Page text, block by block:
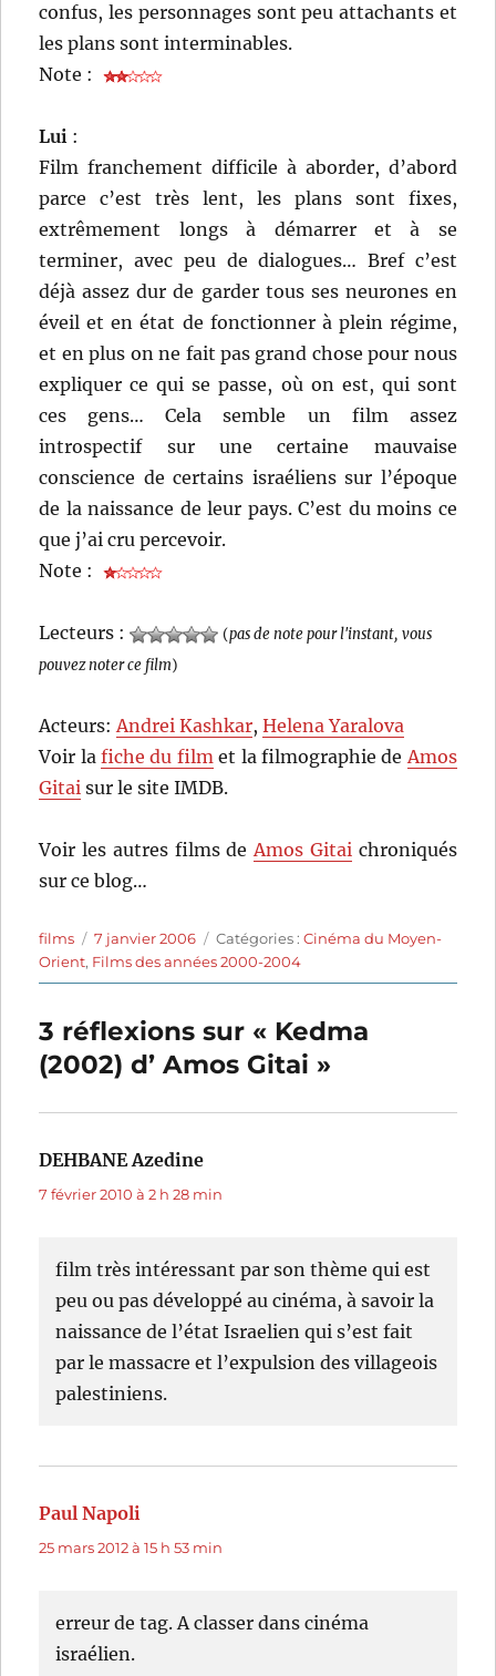
confus, les personnages sont peu attachants et
les plans sont interminables.
Note :
Lui :
Film franchement difficile à aborder, d’abord
parce c’est très lent, les plans sont fixes,
extrêmement longs à démarrer et à se
terminer, avec peu de dialogues… Bref c’est
déjà assez dur de garder tous ses neurones en
éveil et en état de fonctionner à plein régime,
et en plus on ne fait pas grand chose pour nous
expliquer ce qui se passe, où on est, qui sont
ces gens… Cela semble un film assez
introspectif sur une certaine mauvaise
conscience de certains israéliens sur l’époque
de la naissance de leur pays. C’est du moins ce
que j’ai cru percevoir.
Note :
Lecteurs : (pas de note pour l'instant, vous
pouvez noter ce film)
Acteurs:Andrei Kashkar,Helena Yaralova
Voir lafiche du filmet la filmographie deAmos
Gitai sur le site IMDB.
Voir les autres films deAmos Gitaichroniqués
sur ce blog…
Auteur
films
Publié
le
7 janvier 2006 Catégories
Catégories :Cinéma du Moyen-
Orient, Films des années 2000-2004
3 réflexions sur « Kedma
(2002) d’ Amos Gitai »
DEHBANE Azedine
7 février 2010 à 2 h 28 min
film très intéressant par son thème qui est
peu ou pas développé au cinéma, à savoir la
naissance de l’état Israelien qui s’est fait
par le massacre et l’expulsion des villageois
palestiniens.
Paul Napoli
25 mars 2012 à 15 h 53 min
erreur de tag. A classer dans cinéma
israélien.